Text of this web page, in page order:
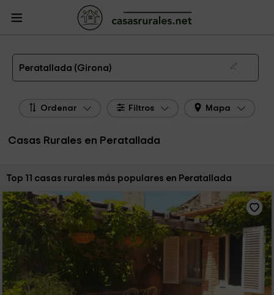
Casas Rurales
Girona
Casas Rurales Peratallada
Las 11 mejores casas rurales en Peratallada de 2026
Peratallada (Girona)
Ordenar Filtros Mapa
Casas Rurales en Peratallada
Ordenar por:
Top 11 casas rurales más populares en Peratallada